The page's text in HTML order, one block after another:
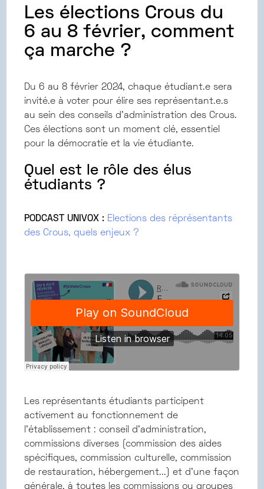
Les élections Crous du
6 au 8 février, comment
ça marche ?
Du 6 au 8 février 2024, chaque étudiant.e sera
invité.e à voter pour élire ses représentant.e.s
au sein des conseils d’administration des Crous.
Ces élections sont un moment clé, essentiel
pour la démocratie et la vie étudiante.
Quel est le rôle des élus
étudiants ?
PODCAST UNIVOX : Elections des réprésentants
des Crous, quels enjeux ?
Les représentants étudiants participent
activement au fonctionnement de
l’établissement : conseil d’administration,
commissions diverses (commission des aides
spécifiques, commission culturelle, commission
de restauration, hébergement...) et d’une façon
générale, à toutes les commissions ou groupes